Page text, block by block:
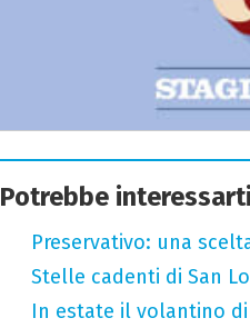
Potrebbe
Preservativo: una
Stelle cadenti di San
In estate il volantino